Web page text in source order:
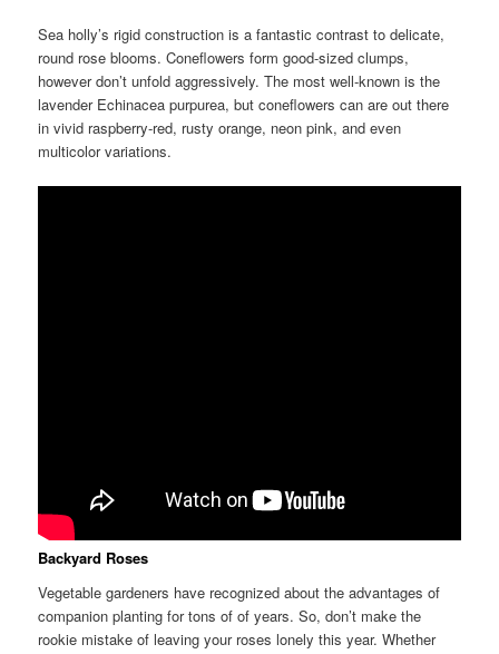
Sea holly’s rigid construction is a fantastic contrast to delicate,
round rose blooms. Coneflowers form good-sized clumps,
however don’t unfold aggressively. The most well-known is the
lavender Echinacea purpurea, but coneflowers can are out there
in vivid raspberry-red, rusty orange, neon pink, and even
multicolor variations.
Backyard Roses
Vegetable gardeners have recognized about the advantages of
companion planting for tons of of years. So, don’t make the
rookie mistake of leaving your roses lonely this year. Whether